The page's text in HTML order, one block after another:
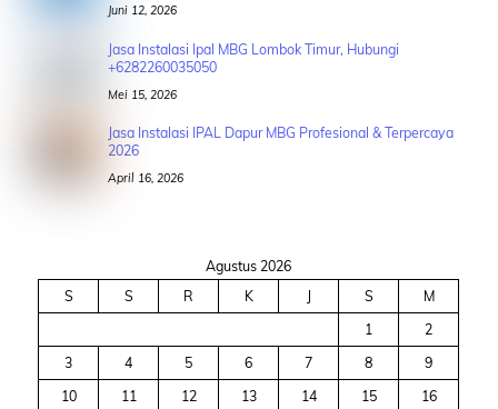
Juni 12, 2026
Jasa Instalasi Ipal MBG Lombok Timur, Hubungi
+6282260035050
Mei 15, 2026
Jasa Instalasi IPAL Dapur MBG Profesional & Terpercaya
2026
April 16, 2026
Agustus 2026
S
S R K S
M
1
2
3
4 5 6 7 8
9
10
11 12 13 14 15
16